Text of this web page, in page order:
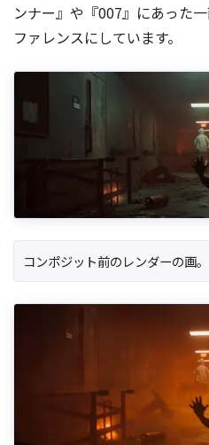
ンナー』や『007』にあった
ファレンスにしています。
コンポジット前のレンダーの画。